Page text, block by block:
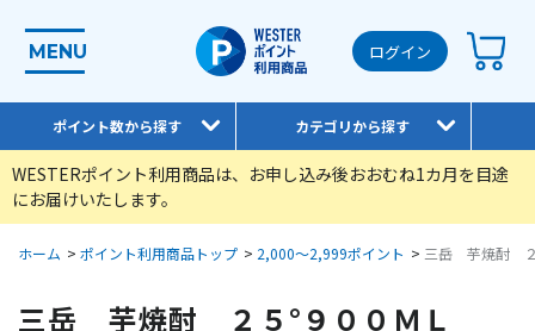
MENU ログイン
ポイント数から探す カテゴリから探す
WESTERポイント利用商品は、お申し込み後おおむね1カ月を目途
にお届けいたします。
ホーム > ポイント利用商品トップ > 2,000～2,999ポイント > 三岳 芋焼酎 ２
三岳 芋焼酎 ２５°９００ＭＬ